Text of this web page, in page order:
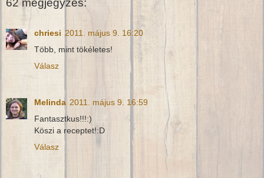
62 megjegyzés:
chriesi 2011. május 9. 16:20
Több, mint tökéletes!
Válasz
Melinda 2011. május 9. 16:59
Fantasztkus!!!:)
Köszi a receptet!:D
Válasz